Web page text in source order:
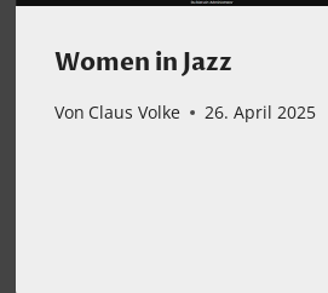
Women in Jazz
Von Claus Volke 26. April 2025